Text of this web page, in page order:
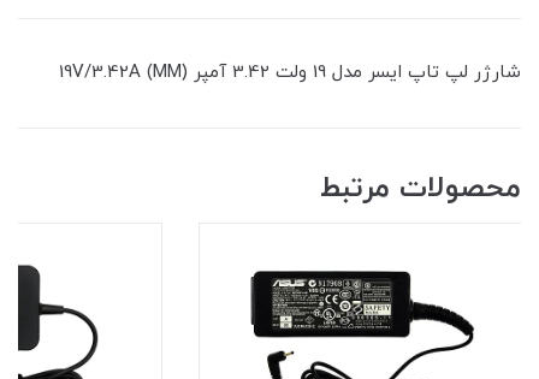
شارژر لپ تاپ ایسر مدل 19 ولت 3.42 آمپر (19V/3.42A (MM
محصولات مرتبط